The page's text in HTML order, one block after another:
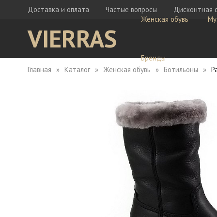
Доставка и оплата Частые вопросы Дисконтная
VIERRAS
Женская обувь
Ботфорты
Мокасины
Сабо
Сандалии
Тапочки
Туфли
Бренды
Главная Каталог Женская обувь Ботильоны